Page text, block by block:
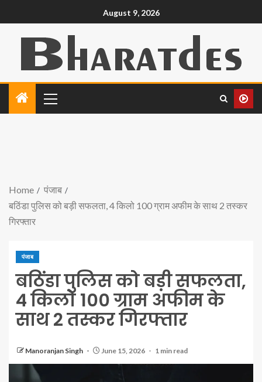
August 9, 2026
Home
पंजाब
बठिंडा पुलिस को बड़ी सफलता, 4 किलो 100 ग्राम अफीम के साथ 2 तस्कर
गिरफ्तार
पंजाब
बठिंडा पुलिस को बड़ी सफलता,
4 किलो 100 ग्राम अफीम के
साथ 2 तस्कर गिरफ्तार
Manoranjan Singh June 15, 2026 1 min read